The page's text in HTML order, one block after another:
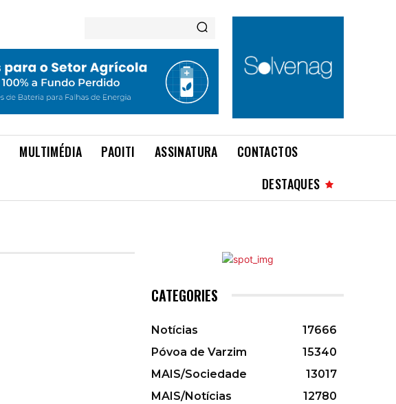
MULTIMÉDIA PAOITI ASSINATURA
CONTACTOS
DESTAQUES
CATEGORIES
Notícias
17666
Póvoa de Varzim
15340
MAIS/Sociedade
13017
MAIS/Notícias
12780